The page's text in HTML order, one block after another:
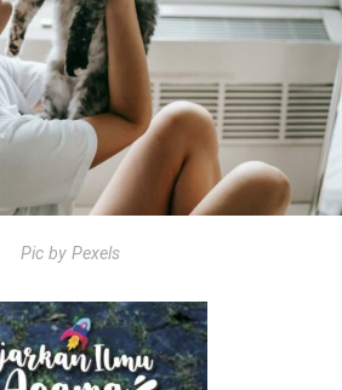
Pic by Pexels